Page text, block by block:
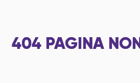
404 PAGINA